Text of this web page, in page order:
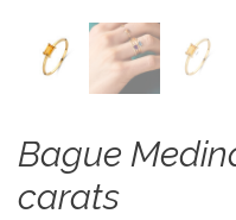
Bague
carats